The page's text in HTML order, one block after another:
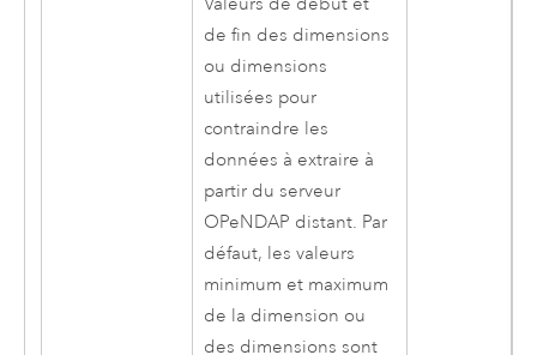
de fin des dimensions
ou dimensions
utilisées pour
contraindre les
données à extraire à
partir du serveur
OPeNDAP distant. Par
défaut, les valeurs
minimum et maximum
de la dimension ou
des dimensions sont